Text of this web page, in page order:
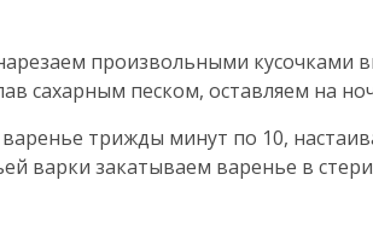
произвольными кусочками
сахарным песком, оставляем на
трижды минут по 10,
варки закатываем варенье в